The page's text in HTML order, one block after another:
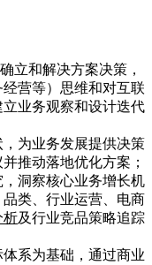
立和解决方案决策，
营等）思维和对互联
业务观察和设计迭代
为业务发展提供决策
推动落地优化方案；
洞察核心业务增长机
类、行业运营、电商
析及行业竞品策略追踪
系为基础，通过商业